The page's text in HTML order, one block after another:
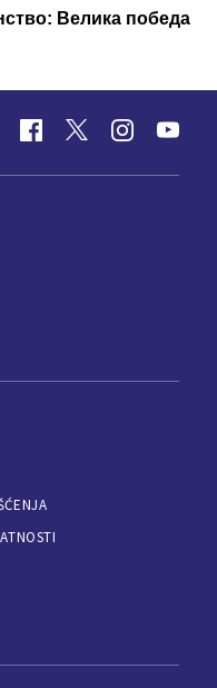
Велика победа